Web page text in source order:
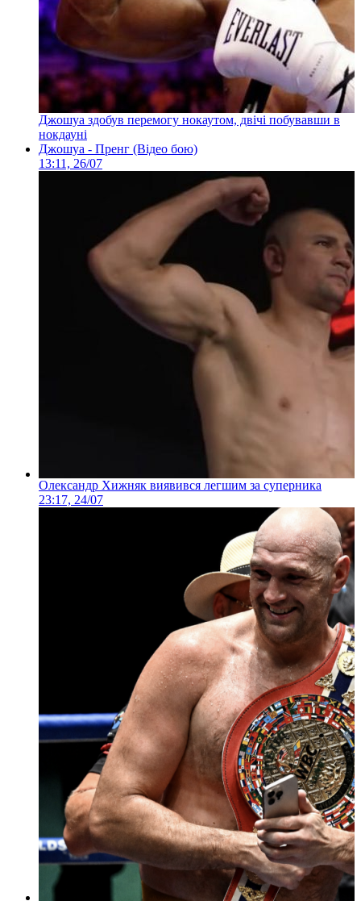
Джошуа здобув перемогу нокаутом, двічі побувавши в
нокдауні
Джошуа - Пренг (Відео бою)
13:11, 26/07
Олександр Хижняк виявився легшим за суперника
23:17, 24/07